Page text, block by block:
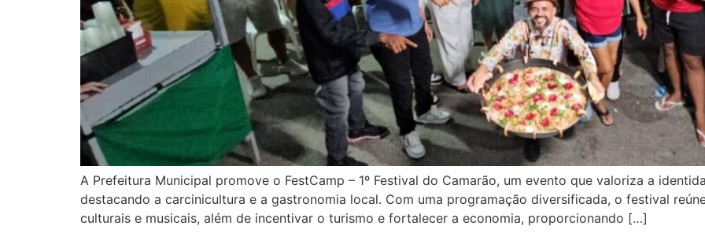
A Prefeitura Municipal promove o FestCamp – 1º Festival do Camarão, um evento que valoriza a
destacando a carcinicultura e a gastronomia local. Com uma programação diversificada, o festival
culturais e musicais, além de incentivar o turismo e fortalecer a economia, proporcionando […]